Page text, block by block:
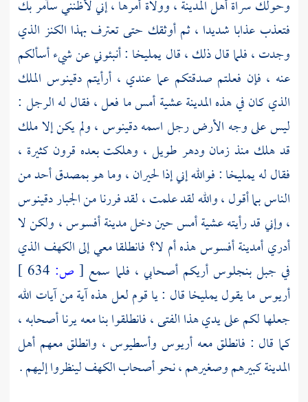
وحولك سراة أهل المدينة ، وولاة أمرها ، إني لأظنني سآمر بك
فتعذب عذابا شديدا ، ثم أوثقك حتى تعترف بهذا الكنز الذي
وجدت ، فلما قال ذلك ، قاليمليخا : أنبئوني عن شيء أسألكم
عنه ، فإن فعلتم صدقتكم عما عندي ، أرأيتمدقينوس الملك
الذي كان في هذه المدينة عشية أمس ما فعل ، فقال له الرجل :
ليس على وجه الأرض رجل اسمهدقينوس ،ولم يكن إلا ملك
قد هلك منذ زمان ودهر طويل ، وهلكت بعده قرون كثيرة ،
فقال لهيمليخا: فوالله إني إذا لحيران ، وما هو بمصدق أحد من
الناس بما أقول ، والله لقد علمت ، لقد فررنا من الجباردقينوس
،وإني قد رأيته عشية أمس حين دخل مدينةأفسوس ، ولكن لا
أدري أمدينةأفسوسهذه أم لا؟ فانطلقا معي إلى الكهف الذي
في جبل بنجلوسأريكم أصحابي ، فلما سمع [ ص:
أريوس ما يقول يمليخا قال : يا قوم لعل هذه آية من آيات الله
جعلها لكم على يدي هذا الفتى ، فانطلقوا بنا معه يرنا أصحابه ،
كما قال : فانطلق معه أريوس وأسطيوس ، وانطلق معهم أهل
المدينة كبيرهم وصغيرهم ، نحوأصحاب الكهفلينظروا إليهم .